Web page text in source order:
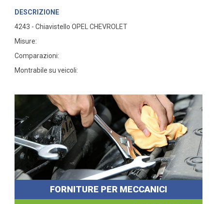
DESCRIZIONE
4243 - Chiavistello OPEL CHEVROLET
Misure:
Comparazioni:
Montrabile su veicoli:
FORNITURE PER MECCANICI